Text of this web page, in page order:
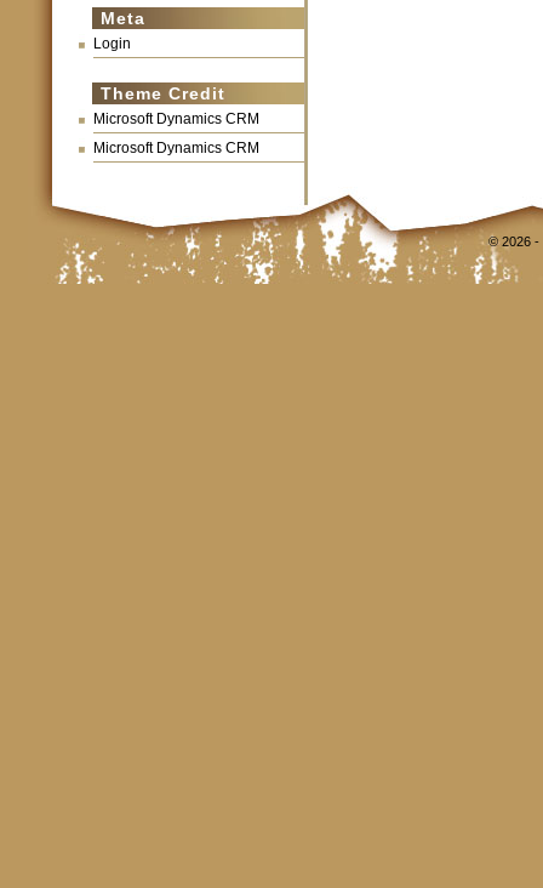
Meta
Login
Theme Credit
Microsoft Dynamics CRM
Microsoft Dynamics CRM
© 2026 -